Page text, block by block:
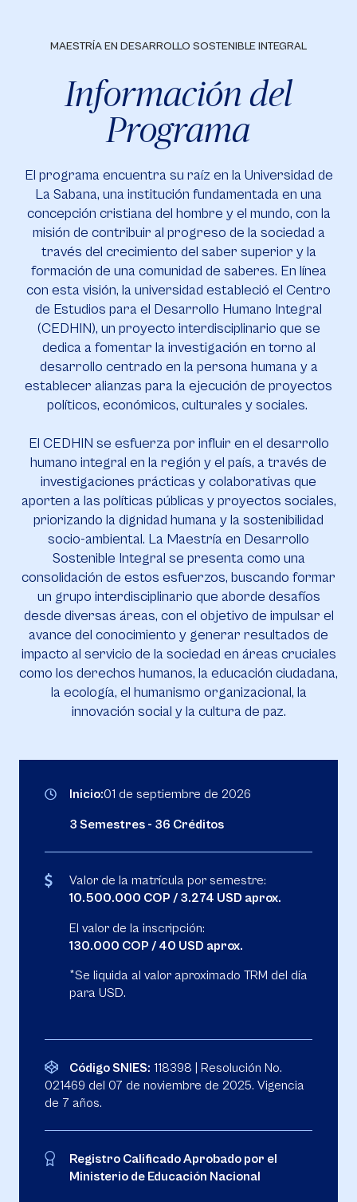
MAESTRÍA EN DESARROLLO SOSTENIBLE INTEGRAL
Información del
Programa
El programa encuentra su raíz en la Universidad de
La Sabana, una institución fundamentada en una
concepción cristiana del hombre y el mundo, con la
misión de contribuir al progreso de la sociedad a
través del crecimiento del saber superior y la
formación de una comunidad de saberes. En línea
con esta visión, la universidad estableció el Centro
de Estudios para el Desarrollo Humano Integral
(CEDHIN), un proyecto interdisciplinario que se
dedica a fomentar la investigación en torno al
desarrollo centrado en la persona humana y a
establecer alianzas para la ejecución de proyectos
políticos, económicos, culturales y sociales.
El CEDHIN se esfuerza por influir en el desarrollo
humano integral en la región y el país, a través de
investigaciones prácticas y colaborativas que
aporten a las políticas públicas y proyectos sociales,
priorizando la dignidad humana y la sostenibilidad
socio-ambiental. La Maestría en Desarrollo
Sostenible Integral se presenta como una
consolidación de estos esfuerzos, buscando formar
un grupo interdisciplinario que aborde desafíos
desde diversas áreas, con el objetivo de impulsar el
avance del conocimiento y generar resultados de
impacto al servicio de la sociedad en áreas cruciales
como los derechos humanos, la educación ciudadana,
la ecología, el humanismo organizacional, la
innovación social y la cultura de paz.
Inicio:01 de septiembre de 2026
3 Semestres - 36 Créditos
Valor de la matrícula por semestre:
10.500.000 COP / 3.274 USD aprox.
El valor de la inscripción:
130.000 COP / 40 USD aprox.
*Se liquida al valor aproximado TRM del día
para USD.
Código SNIES: 118398 | Resolución No.
021469 del 07 de noviembre de 2025. Vigencia
de 7 años.
Registro Calificado Aprobado por el
Ministerio de Educación Nacional